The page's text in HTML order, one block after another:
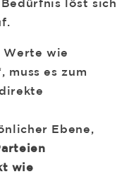
löst sich
Werte wie
muss es zum
Ebene,
wie